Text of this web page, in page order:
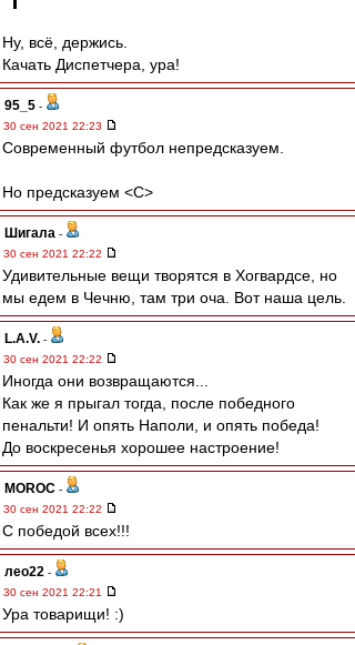
Ну, всё, держись.
Качать Диспетчера, ура!
95_5 -
30 сен 2021 22:23
Современный футбол непредсказуем.
Но предсказуем <C>
Шигала -
30 сен 2021 22:22
Удивительные вещи творятся в Хогвардсе, но
мы едем в Чечню, там три оча. Вот наша цель.
L.А.V. -
30 сен 2021 22:22
Иногда они возвращаются...
Как же я прыгал тогда, после победного
пенальти! И опять Наполи, и опять победа!
До воскресенья хорошее настроение!
MOROC -
30 сен 2021 22:22
С победой всех!!!
лео22 -
30 сен 2021 22:21
Ура товарищи! :)